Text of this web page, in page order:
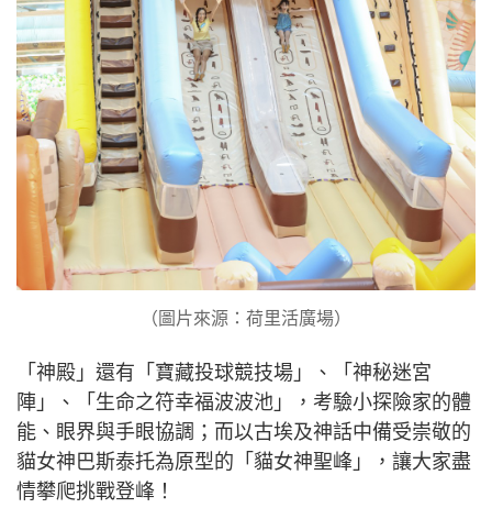
（圖片來源：荷里活廣場）
「神殿」還有「寶藏投球競技場」、「神秘迷宮
陣」、「生命之符幸福波波池」，考驗小探險家的體
能、眼界與手眼協調；而以古埃及神話中備受崇敬的
貓女神巴斯泰托為原型的「貓女神聖峰」，讓大家盡
情攀爬挑戰登峰！